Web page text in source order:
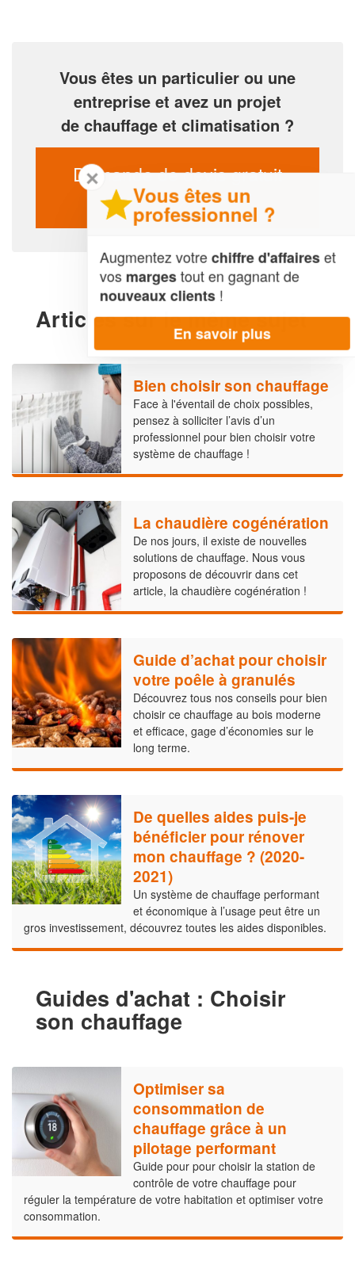
Vous êtes un particulier ou une
entreprise et avez un projet
de chauffage et climatisation ?
Demande de devis gratuit
Articles sur le même sujet
Bien choisir son chauffage
Face à l'éventail de choix possibles,
pensez à solliciter l’avis d’un
professionnel pour bien choisir votre
système de chauffage !
La chaudière cogénération
De nos jours, il existe de nouvelles
solutions de chauffage. Nous vous
proposons de découvrir dans cet
article, la chaudière cogénération !
Guide d’achat pour choisir
votre poêle à granulés
Découvrez tous nos conseils pour bien
choisir ce chauffage au bois moderne
et efficace, gage d’économies sur le
long terme.
De quelles aides puis-je
bénéficier pour rénover
mon chauffage ? (2020-
2021)
Un système de chauffage performant
et économique à l’usage peut être un
gros investissement, découvrez toutes les aides disponibles.
Guides d'achat : Choisir
son chauffage
Optimiser sa
consommation de
chauffage grâce à un
pilotage performant
Guide pour pour choisir la station de
contrôle de votre chauffage pour
réguler la température de votre habitation et optimiser votre
consommation.
✕
Vous êtes un
professionnel ?
Augmentez votrechiffre d'affaireset
vosmargestout en gagnant de
nouveaux clients!
En savoir plus